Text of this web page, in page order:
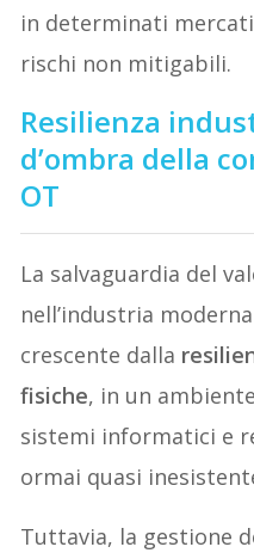
in determinati
rischi non mitigabili.
Resilienza
d’ombra della
OT
La salvaguardia del
nell’industria
crescente dalla
fisiche, in un
sistemi informatici e
ormai quasi
Tuttavia, la gestione